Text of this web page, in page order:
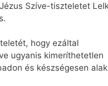
Szíve-tiszteletet
hogy ezáltal
ugyanis kimeríthetetlen
és készségesen